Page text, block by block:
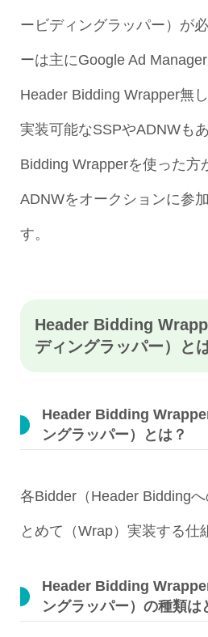
ービディングラッパー）が
ーは主にGoogle Ad Manager
Header Bidding Wrapper無
実装可能なSSPやADNWも
Bidding Wrapperを使った方
ADNWをオークションに参
す。
Header Bidding
ディングラッパー）と
Header Bidding
ングラッパー）とは？
各Bidder（Header Bidding
とめて（Wrap）実装する仕
Header Bidding
ングラッパー）の種類は